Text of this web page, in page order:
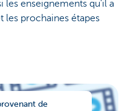
les enseignements qu'il a
les prochaines étapes
de